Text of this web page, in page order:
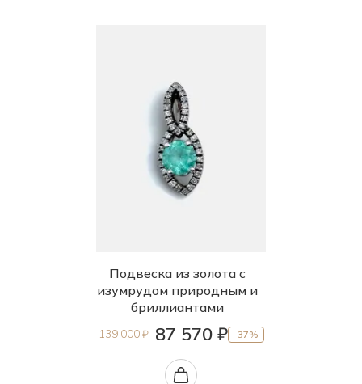
Подвеска из золота с
изумрудом природным и
бриллиантами
139 000 ₽ 87 570 ₽ -37%